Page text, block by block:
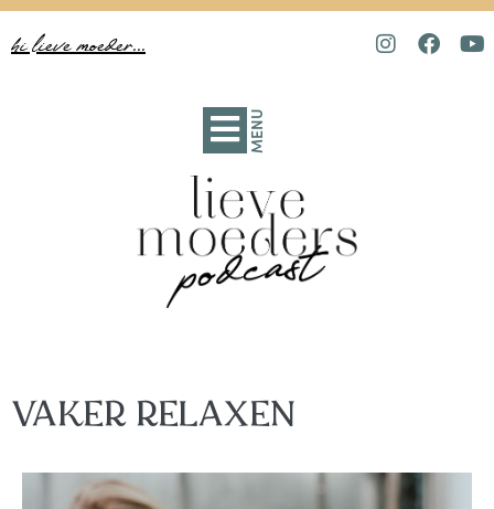
hi lieve moeder...
MENU
VAKER RELAXEN